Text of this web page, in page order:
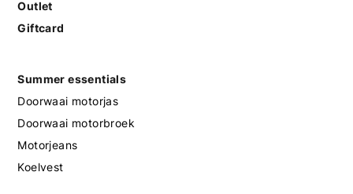
Outlet
Giftcard
Summer essentials
Doorwaai motorjas
Doorwaai motorbroek
Motorjeans
Koelvest